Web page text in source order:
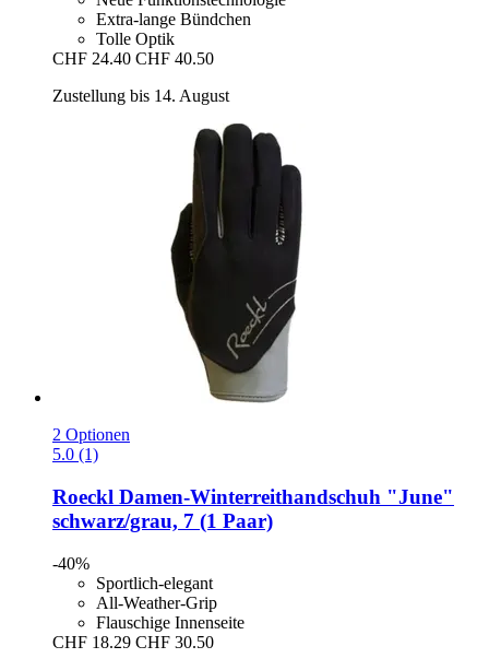
Extra-lange Bündchen
Tolle Optik
CHF 24.40 CHF 40.50
Zustellung bis 14. August
2 Optionen
5.0 (1)
Roeckl Damen-​Winterreithandschuh "June"
schwarz/grau, 7 (1 Paar)
-40%
Sportlich-elegant
All-Weather-Grip
Flauschige Innenseite
CHF 18.29 CHF 30.50